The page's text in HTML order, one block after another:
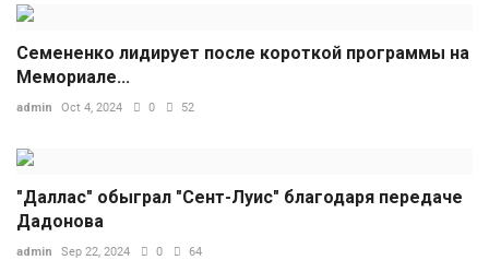
Семененко лидирует после короткой программы на
Мемориале...
admin Oct 4, 2024 0 52
"Даллас" обыграл "Сент-Луис" благодаря передаче
Дадонова
admin Sep 22, 2024 0 64